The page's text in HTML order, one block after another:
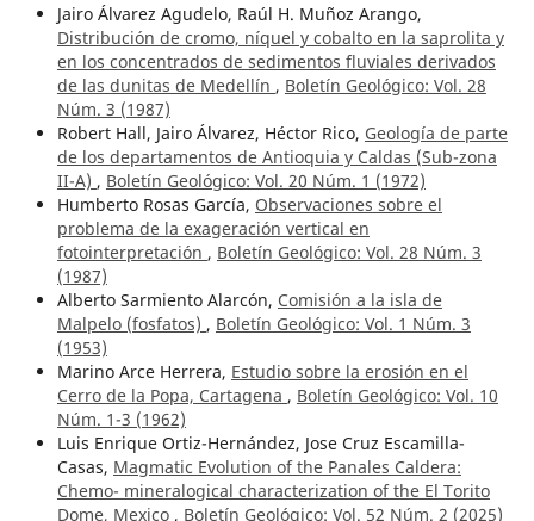
Jairo Álvarez Agudelo, Raúl H. Muñoz Arango,
Distribución de cromo, níquel y cobalto en la saprolita y
en los concentrados de sedimentos fluviales derivados
de las dunitas de Medellín , Boletín Geológico: Vol. 28
Núm. 3 (1987)
Robert Hall, Jairo Álvarez, Héctor Rico, Geología de parte
de los departamentos de Antioquia y Caldas (Sub-zona
II-A) , Boletín Geológico: Vol. 20 Núm. 1 (1972)
Humberto Rosas García, Observaciones sobre el
problema de la exageración vertical en
fotointerpretación , Boletín Geológico: Vol. 28 Núm. 3
(1987)
Alberto Sarmiento Alarcón, Comisión a la isla de
Malpelo (fosfatos) , Boletín Geológico: Vol. 1 Núm. 3
(1953)
Marino Arce Herrera, Estudio sobre la erosión en el
Cerro de la Popa, Cartagena , Boletín Geológico: Vol. 10
Núm. 1-3 (1962)
Luis Enrique Ortiz-Hernández, Jose Cruz Escamilla-
Casas, Magmatic Evolution of the Panales Caldera:
Chemo- mineralogical characterization of the El Torito
Dome, Mexico , Boletín Geológico: Vol. 52 Núm. 2 (2025)